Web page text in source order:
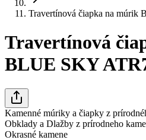
Travertínová čiapka na múrik
Travertínová
BLUE SKY
Kamenné múriky a čiapky z
Obklady a Dlažby z prírodneho
Okrasné kamene